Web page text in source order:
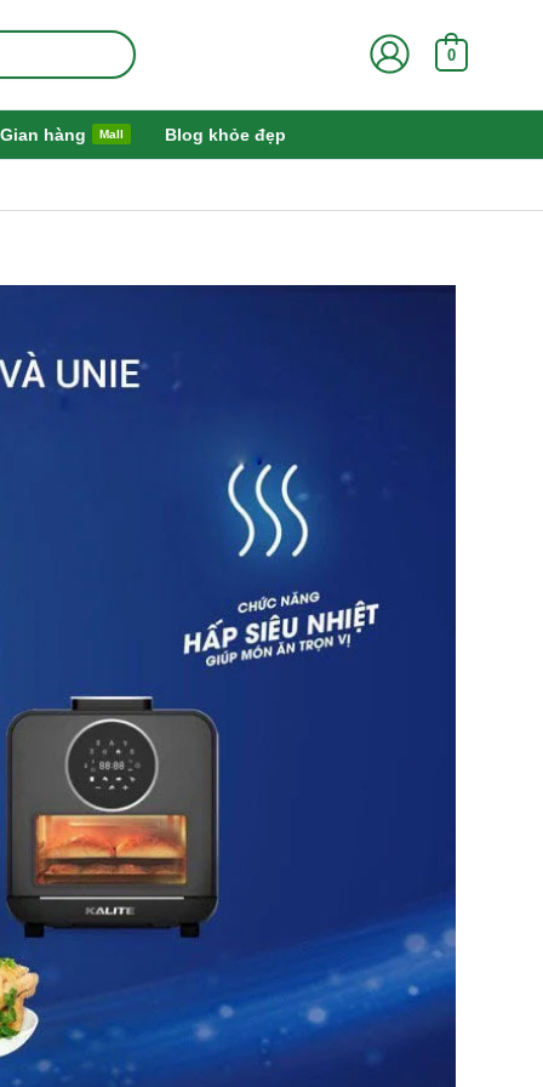
0
Gian hàng Mall Blog khỏe đẹp